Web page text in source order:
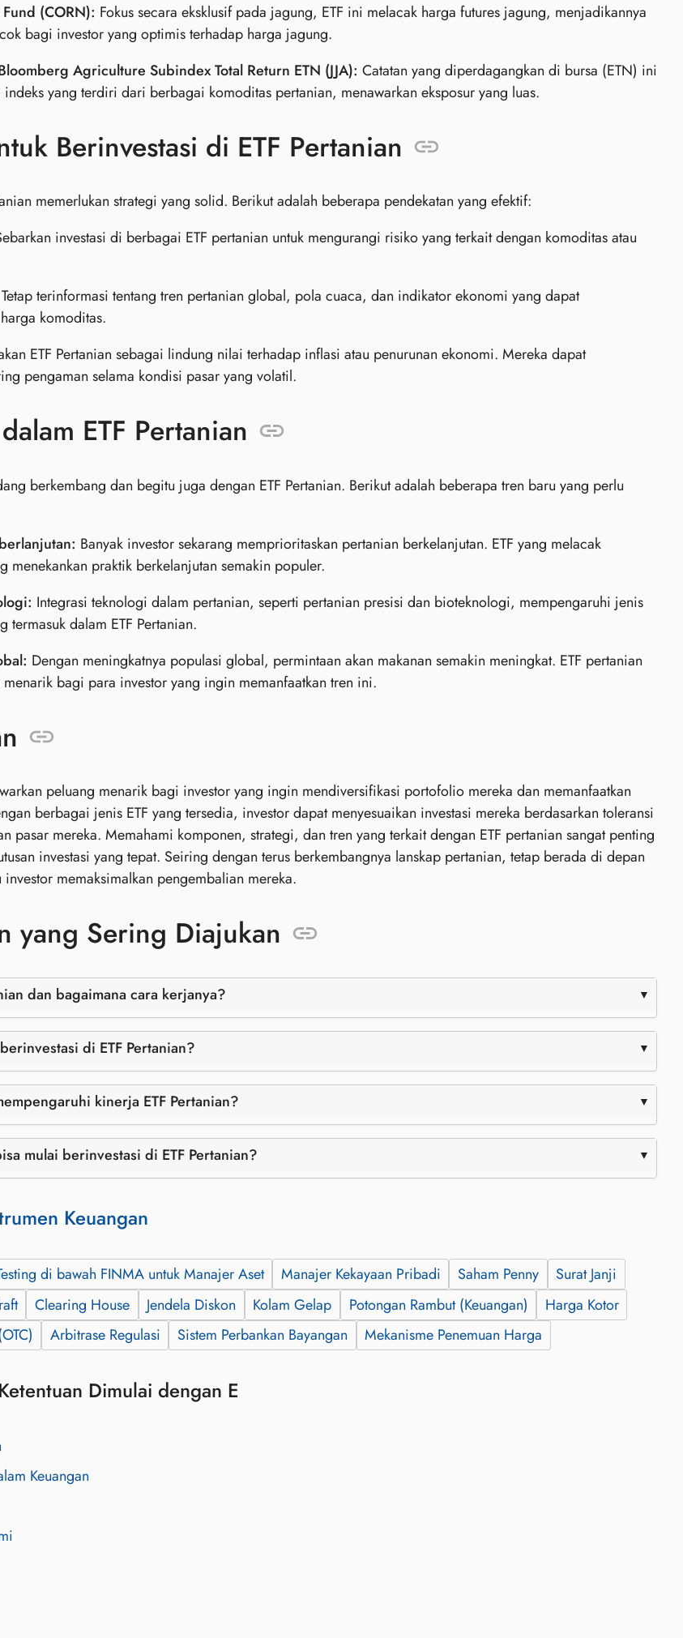
(CORN): Fokus secara eksklusif pada jagung, ETF ini melacak harga futures jagung, menjadikannya
bagi investor yang optimis terhadap harga jagung.
Agriculture Subindex Total Return ETN (JJA): Catatan yang diperdagangkan di bursa (ETN) ini
yang terdiri dari berbagai komoditas pertanian, menawarkan eksposur yang luas.
Berinvestasi di ETF Pertanian
memerlukan strategi yang solid. Berikut adalah beberapa pendekatan yang efektif:
investasi di berbagai ETF pertanian untuk mengurangi risiko yang terkait dengan komoditas atau
Tetap terinformasi tentang tren pertanian global, pola cuaca, dan indikator ekonomi yang dapat
komoditas.
ETF Pertanian sebagai lindung nilai terhadap inflasi atau penurunan ekonomi. Mereka dapat
pengaman selama kondisi pasar yang volatil.
ETF Pertanian
berkembang dan begitu juga dengan ETF Pertanian. Berikut adalah beberapa tren baru yang perlu
Banyak investor sekarang memprioritaskan pertanian berkelanjutan. ETF yang melacak
menekankan praktik berkelanjutan semakin populer.
Integrasi teknologi dalam pertanian, seperti pertanian presisi dan bioteknologi, mempengaruhi jenis
termasuk dalam ETF Pertanian.
Dengan meningkatnya populasi global, permintaan akan makanan semakin meningkat. ETF pertanian
bagi para investor yang ingin memanfaatkan tren ini.
peluang menarik bagi investor yang ingin mendiversifikasi portofolio mereka dan memanfaatkan
berbagai jenis ETF yang tersedia, investor dapat menyesuaikan investasi mereka berdasarkan toleransi
pasar mereka. Memahami komponen, strategi, dan tren yang terkait dengan ETF pertanian sangat penting
investasi yang tepat. Seiring dengan terus berkembangnya lanskap pertanian, tetap berada di depan
investor memaksimalkan pengembalian mereka.
yang Sering Diajukan
dan bagaimana cara kerjanya?
di ETF Pertanian?
kinerja ETF Pertanian?
mulai berinvestasi di ETF Pertanian?
Keuangan
di bawah FINMA untuk Manajer Aset Manajer Kekayaan Pribadi Saham Penny
Surat Janji
Clearing House Jendela Diskon Kolam Gelap Potongan Rambut (Keuangan)
Harga Kotor
Arbitrase Regulasi Sistem Perbankan Bayangan Mekanisme Penemuan Harga
Dimulai dengan E
Keuangan